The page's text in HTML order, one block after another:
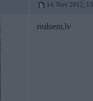
14. Nov 2012,
realoem.lv